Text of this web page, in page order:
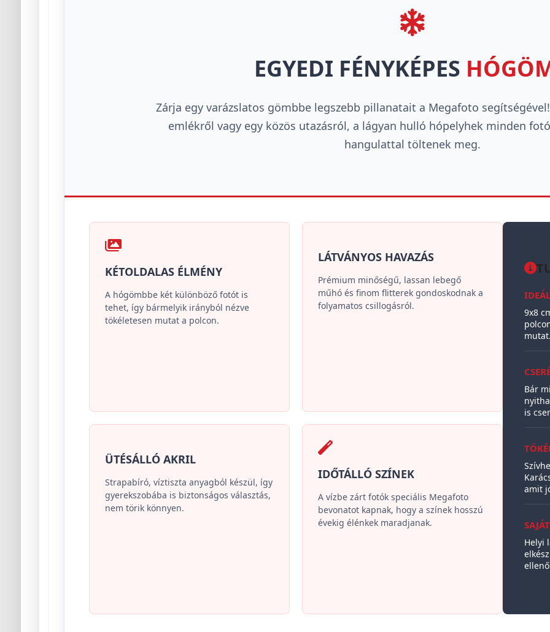
EGYEDI FÉNYKÉPES
Zárja egy varázslatos gömbbe legszebb pillanatait a Megafoto
emlékről vagy egy közös utazásról, a lágyan hulló hópelyhek minden
hangulattal töltenek meg.
KÉTOLDALAS ÉLMÉNY
A hógömbbe két különböző fotót is
tehet, így bármelyik irányból nézve
tökéletesen mutat a polcon.
LÁTVÁNYOS HAVAZÁS
Prémium minőségű, lassan lebegő
műhó és finom flitterek gondoskodnak a
folyamatos csillogásról.
ÜTÉSÁLLÓ AKRIL
Strapabíró, víztiszta anyagból készül, így
gyerekszobába is biztonságos választás,
nem törik könnyen.
IDŐTÁLLÓ SZÍNEK
A vízbe zárt fotók speciális Megafoto
bevonatot kapnak, hogy a színek hosszú
évekig élénkek maradjanak.
9x8
Bár
is
amit
Helyi